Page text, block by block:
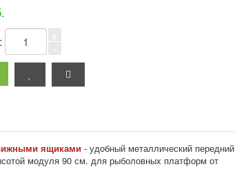
ящиками - удобный металлический передний
модуля 90 см. для рыболовных платформ от